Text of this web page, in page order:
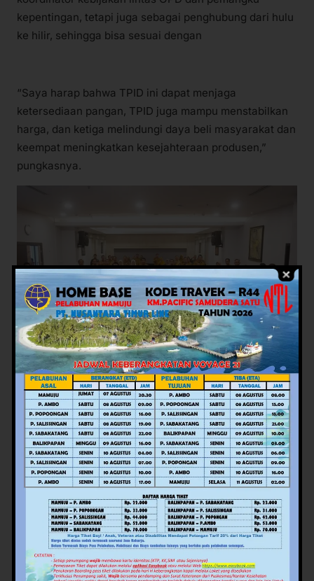
kepentingan, tetapi juga sebagai penghubung dari hulu
ke hilir, sehingga bisa sesuai dengan
“Saya harap bahwa TPID ini dapat menjaga
ketersediaan pangan, TPID juga mampu menstabilkan
harga, dan ketiga melindungi daya beli masyarakat dan
keempat meningkatkan kesejahteraan produsen,”
pungkasnya.
Kegiatan tersebut merupakan kerjasama Biro Ekbang
Pemprov Sulbar dengan Bank Indonesia dan dihadiri
TPID provinsi dan kabupaten se Sulbar. (Rls)
Views: 50
Facebook Twitter Pinterest Mail WhatsApp